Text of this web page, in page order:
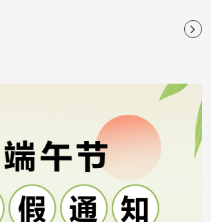
凉与暖心关怀，同时深入企业生产一线调研
产等相关工作。